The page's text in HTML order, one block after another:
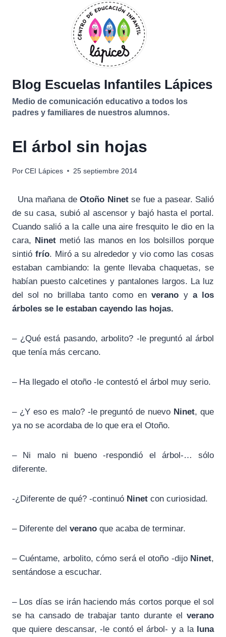
Blog Escuelas Infantiles Lápices
Medio de comunicación educativo a todos los
padres y familiares de nuestros alumnos.
El árbol sin hojas
Por CEI Lápices 25 septiembre 2014
Una mañana deOtoño Ninetse fue a pasear. Salió
de su casa, subió al ascensor y bajó hasta el portal.
Cuando salió a la calle una aire fresquito le dio en la
cara, Ninetmetió las manos en los bolsillos porque
sintió frío. Miró a su alrededor y vio como las cosas
estaban cambiando: la gente llevaba chaquetas, se
habían puesto calcetines y pantalones largos. La luz
del sol no brillaba tanto como enverano y a los
árboles se le estaban cayendo las hojas.
– ¿Qué está pasando, arbolito? -le preguntó al árbol
que tenía más cercano.
– Ha llegado el otoño -le contestó el árbol muy serio.
– ¿Y eso es malo? -le preguntó de nuevo Ninet, que
ya no se acordaba de lo que era el Otoño.
– Ni malo ni bueno -respondió el árbol-… sólo
diferente.
-¿Diferente de qué? -continuó Ninet con curiosidad.
– Diferente del verano que acaba de terminar.
– Cuéntame, arbolito, cómo será el otoño -dijo Ninet,
sentándose a escuchar.
– Los días se irán haciendo más cortos porque el sol
se ha cansado de trabajar tanto durante el verano
que quiere descansar, -le contó el árbol- y a la luna